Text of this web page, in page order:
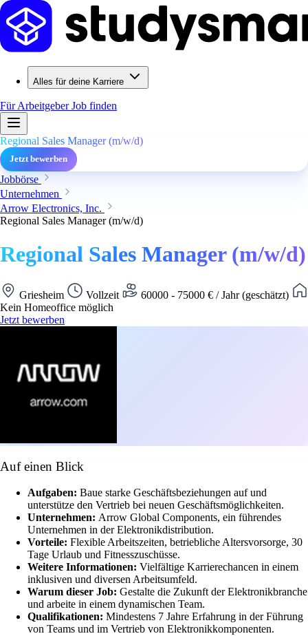
Alles für deine Karriere
Für ArbeitgeberJob finden
Regional Sales Manager (m/w/d)
Jetzt bewerben
Jobbörse
Unternehmen
Arrow Electronics, Inc.
Regional Sales Manager (m/w/d)
Regional Sales Manager (m/w/d)
Griesheim Vollzeit
60000 - 75000 € / Jahr (geschätzt)
Kein Homeoffice möglich
Jetzt bewerben
Auf einen Blick
Aufgaben: Baue starke Geschäftsbeziehungen auf und
unterstütze den Vertrieb bei neuen Geschäftsmöglichkeiten.
Unternehmen: Arrow Global Components, ein führendes
Unternehmen in der Elektronikdistribution.
Vorteile: Flexible Arbeitszeiten, betriebliche Altersvorsorge, 30
Tage Urlaub und Fitnesszuschüsse.
Weitere Informationen: Vielfältige Karrierechancen in einem
inklusiven und diversen Arbeitsumfeld.
Warum dieser Job: Gestalte die Zukunft der Elektronikbranche
und arbeite in einem dynamischen Team.
Qualifikationen: Mindestens 7 Jahre Erfahrung in der Führung
von Teams und im Vertrieb von Elektronikkomponenten.